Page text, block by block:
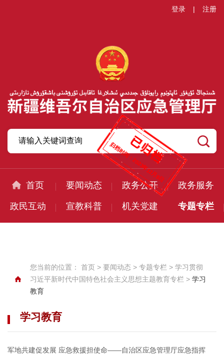
登录 | 注册
首页 要闻动态 政务公开 政务服务
政民互动 宣教科普 机关党建 专题专栏
您当前的位置： 首页 > 要闻动态 > 专题专栏 > 学习贯彻
习近平新时代中国特色社会主义思想主题教育专栏 > 学习
教育
学习教育
军地共建促发展 应急救援担使命——自治区应急管理厅应急指挥
归档时间：
2023年12月8日